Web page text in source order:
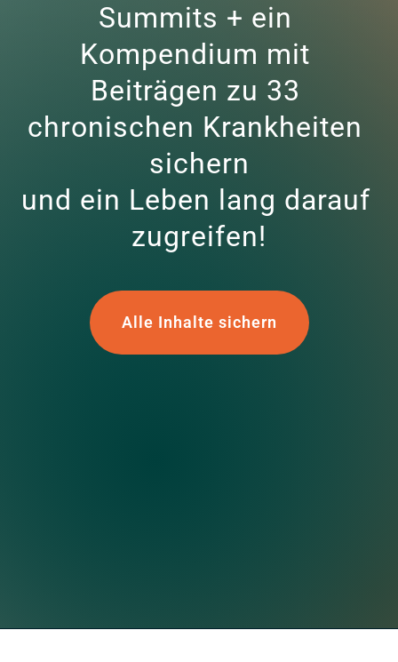
Summits + ein
Kompendium mit
Beiträgen zu 33
chronischen Krankheiten
sichern
und ein Leben lang darauf
zugreifen!
Alle Inhalte sichern